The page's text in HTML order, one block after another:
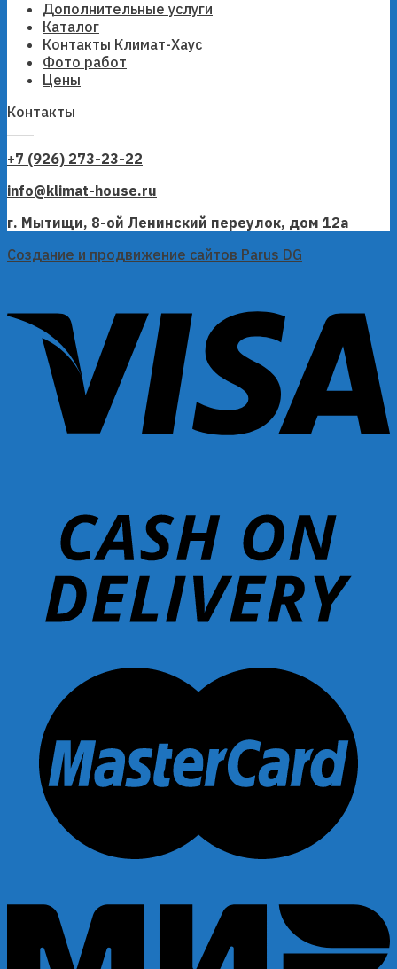
Дополнительные услуги
Каталог
Контакты Климат-Хаус
Фото работ
Цены
Контакты
+7 (926) 273-23-22
info@klimat-house.ru
г. Мытищи, 8-ой Ленинский переулок, дом 12а
Создание и продвижение сайтов Parus DG